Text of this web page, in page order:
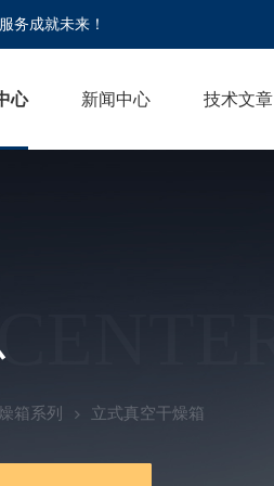
务成就未来！
心 新闻中心 技术文章
箱系列 立式真空干燥箱